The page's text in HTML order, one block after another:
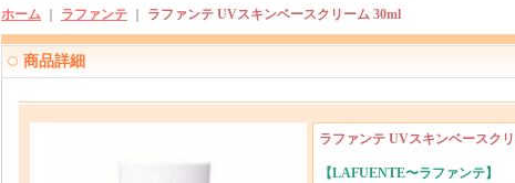
ホーム ラファンテ ラファンテ UVスキンベースクリーム 30ml
商品詳細
ラファンテ UVスキンベースク
【LAFUENTE〜ラファンテ】